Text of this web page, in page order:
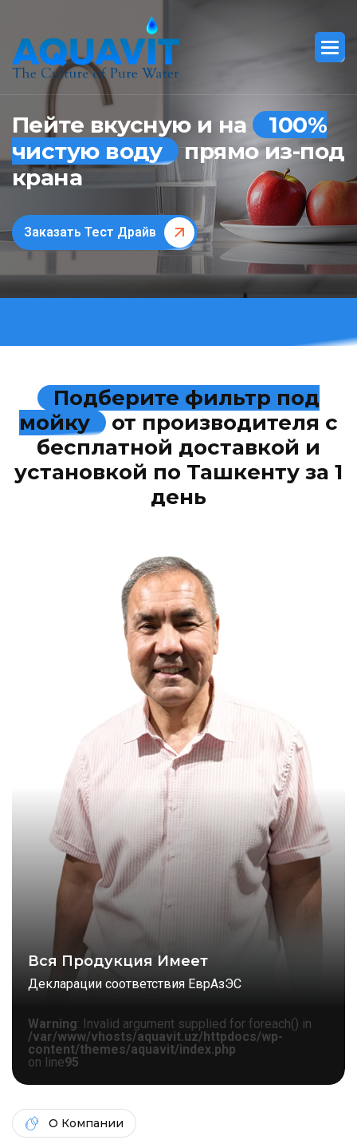
Пейте вкусную и на
100%
чистую воду прямо из-под
крана
Заказать Тест Драйв
Подберите фильтр под
мойку
от производителя с
бесплатной доставкой и
установкой по Ташкенту за 1
день
Вся Продукция Имеет
Декларации соответствия ЕврАзЭС
Warning: Invalid argument supplied for foreach() in
/var/www/vhosts/aquavit.uz/httpdocs/wp-
content/themes/aquavit/index.php
on line95
О Компании